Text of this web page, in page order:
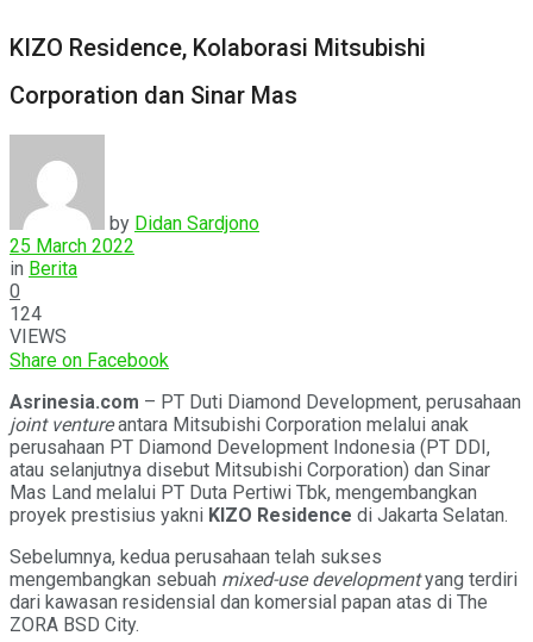
KIZO Residence, Kolaborasi Mitsubishi
Corporation dan Sinar Mas
by Didan Sardjono
25 March 2022
in Berita
0
124
VIEWS
Share on Facebook
Asrinesia.com – PT Duti Diamond Development, perusahaan
joint ventureantara Mitsubishi Corporation melalui anak
perusahaan PT Diamond Development Indonesia (PT DDI,
atau selanjutnya disebut Mitsubishi Corporation) dan Sinar
Mas Land melalui PT Duta Pertiwi Tbk, mengembangkan
proyek prestisius yakni KIZO Residence di Jakarta Selatan.
Sebelumnya, kedua perusahaan telah sukses
mengembangkan sebuah mixed-use developmentyang terdiri
dari kawasan residensial dan komersial papan atas di The
ZORA BSD City.